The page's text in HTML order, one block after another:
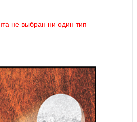
не выбран ни один тип